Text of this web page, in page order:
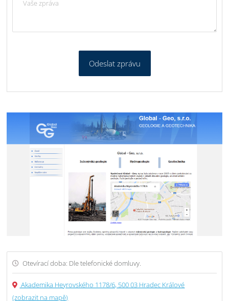
Odeslat zprávu
Otevírací doba: Dle telefonické domluvy.
Akademika Heyrovského 1178/6, 500 03 Hradec Králové
(zobrazit na mapě)